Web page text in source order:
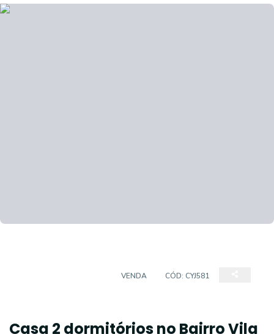
VENDA CÓD: CYJ581
Casa 2 dormitórios no Bairro Vila